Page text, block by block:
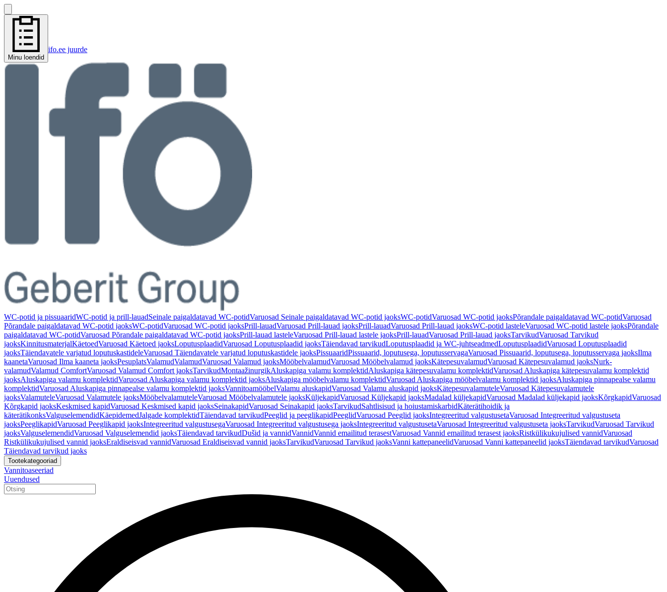
Minu loendid
ifo.ee juurde
WC-potid ja pissuaaridWC-potid ja prill-lauadSeinale paigaldatavad WC-potidVaruosad Seinale paigaldatavad WC-potid jaoksWC-potidVaruosad WC-potid jaoksPõrandale paigaldatavad WC-potidVaruosad
Põrandale paigaldatavad WC-potid jaoksWC-potidVaruosad WC-potid jaoksPrill-lauadVaruosad Prill-lauad jaoksPrill-lauadVaruosad Prill-lauad jaoksWC-potid lasteleVaruosad WC-potid lastele jaoksPõrandale
paigaldatavad WC-potidVaruosad Põrandale paigaldatavad WC-potid jaoksPrill-lauad lasteleVaruosad Prill-lauad lastele jaoksPrill-lauadVaruosad Prill-lauad jaoksTarvikudVaruosad Tarvikud
jaoksKinnitusmaterjalKäetoedVaruosad Käetoed jaoksLoputusplaadidVaruosad Loputusplaadid jaoksTäiendavad tarvikudLoputusplaadid ja WC-juhtseadmedLoputusplaadidVaruosad Loputusplaadid
jaoksTäiendavatele varjatud loputuskastideleVaruosad Täiendavatele varjatud loputuskastidele jaoksPissuaaridPissuaarid, loputusega, loputusservagaVaruosad Pissuaarid, loputusega, loputusservaga jaoksIlma
kaanetaVaruosad Ilma kaaneta jaoksPesuplatsValamudValamudVaruosad Valamud jaoksMööbelvalamudVaruosad Mööbelvalamud jaoksKätepesuvalamudVaruosad Kätepesuvalamud jaoksNurk-
valamudValamud ComfortVaruosad Valamud Comfort jaoksTarvikudMontaažinurgikAluskapiga valamu komplektidAluskapiga kätepesuvalamu komplektidVaruosad Aluskapiga kätepesuvalamu komplektid
jaoksAluskapiga valamu komplektidVaruosad Aluskapiga valamu komplektid jaoksAluskapiga mööbelvalamu komplektidVaruosad Aluskapiga mööbelvalamu komplektid jaoksAluskapiga pinnapealse valamu
komplektidVaruosad Aluskapiga pinnapealse valamu komplektid jaoksVannitoamööbelValamu aluskapidVaruosad Valamu aluskapid jaoksKätepesuvalamuteleVaruosad Kätepesuvalamutele
jaoksValamuteleVaruosad Valamutele jaoksMööbelvalamuteleVaruosad Mööbelvalamutele jaoksKüljekapidVaruosad Küljekapid jaoksMadalad küljekapidVaruosad Madalad küljekapid jaoksKõrgkapidVaruosad
Kõrgkapid jaoksKeskmised kapidVaruosad Keskmised kapid jaoksSeinakapidVaruosad Seinakapid jaoksTarvikudSahtlisisud ja hoiustamiskarbidKäterätihoidik ja
käterätikonksValguselemendidKäepidemedJalgade komplektidTäiendavad tarvikudPeeglid ja peeglikapidPeeglidVaruosad Peeglid jaoksIntegreeritud valgustusetaVaruosad Integreeritud valgustuseta
jaoksPeeglikapidVaruosad Peeglikapid jaoksIntegreeritud valgustusegaVaruosad Integreeritud valgustusega jaoksIntegreeritud valgustusetaVaruosad Integreeritud valgustuseta jaoksTarvikudVaruosad Tarvikud
jaoksValguselemendidVaruosad Valguselemendid jaoksTäiendavad tarvikudDušid ja vannidVannidVannid emailitud terasestVaruosad Vannid emailitud terasest jaoksRistkülikukujulised vannidVaruosad
Ristkülikukujulised vannid jaoksEraldiseisvad vannidVaruosad Eraldiseisvad vannid jaoksTarvikudVaruosad Tarvikud jaoksVanni kattepaneelidVaruosad Vanni kattepaneelid jaoksTäiendavad tarvikudVaruosad
Täiendavad tarvikud jaoks
Tootekategooriad
Vannitoaseeriad
Uuendused